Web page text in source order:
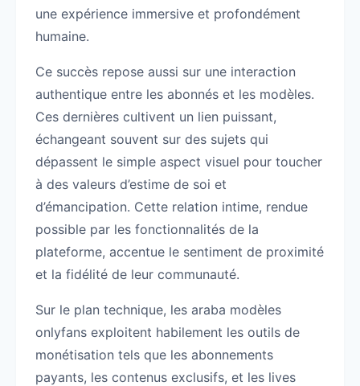
une expérience immersive et profondément
humaine.
Ce succès repose aussi sur une interaction
authentique entre les abonnés et les modèles.
Ces dernières cultivent un lien puissant,
échangeant souvent sur des sujets qui
dépassent le simple aspect visuel pour toucher
à des valeurs d’estime de soi et
d’émancipation. Cette relation intime, rendue
possible par les fonctionnalités de la
plateforme, accentue le sentiment de proximité
et la fidélité de leur communauté.
Sur le plan technique, les araba modèles
onlyfans exploitent habilement les outils de
monétisation tels que les abonnements
payants, les contenus exclusifs, et les lives